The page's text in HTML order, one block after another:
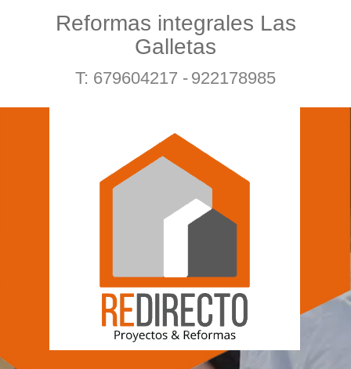
Reformas integrales Las
Galletas
T: 679604217 - 922178985